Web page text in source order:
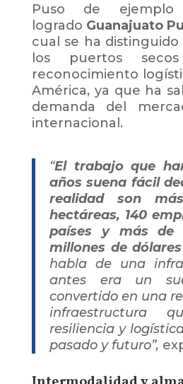
Puso de
logrado Guanajuato
cual se ha
los puertos
reconocimiento
América, ya que ha
demanda del
internacional.
“El trabajo que
años suena fácil
realidad son
hectáreas, 140
países y más de
millones de
habla de una
antes era un
convertido en una
infraestructura
resiliencia y
pasado y futuro”,